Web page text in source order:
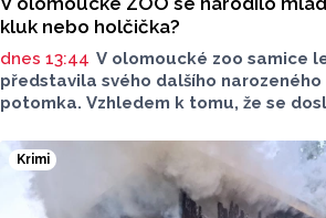
kluk nebo holčička?
dnes 13:44 V olomoucké zoo samice
představila svého dalšího narozeného
potomka. Vzhledem k tomu, že se
hnědé, případně hnědošedé, zato
zbarvením hlavy.
Krimi